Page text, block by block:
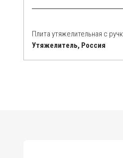
Утяжелитель, Россия